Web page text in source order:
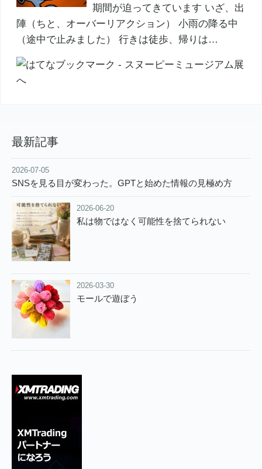
期間が迫ってきています いざ、出
陣（ちと、オーバーリアクション） 小雨の降る中
（途中で止みました） 行きは徒歩、帰りは…
最新記事
2026-07-05
SNSを見る目が変わった。GPTと始めた情報の見極め方
2026-06-20
私は物ではなく可能性を捨てられない
2026-03-30
モールで遊ぼう